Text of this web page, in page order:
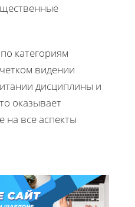
категориям
видении
дисциплины и
оказывает
на все аспекты